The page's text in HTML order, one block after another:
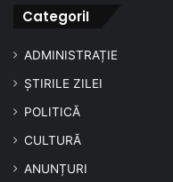
CategoriI
ADMINISTRAȚIE
ȘTIRILE ZILEI
POLITICĂ
CULTURĂ
ANUNȚURI